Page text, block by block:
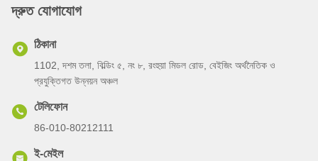
দ্রুত যোগাযোগ
ঠিকানা
1102, দশম তলা, বিল্ডিং ৫, নং ৮, রংহুয়া মিডল রোড, বেইজিং অর্থনৈতিক ও
প্রযুক্তিগত উন্নয়ন অঞ্চল
টেলিফোন
86-010-80212111
ই-মেইল